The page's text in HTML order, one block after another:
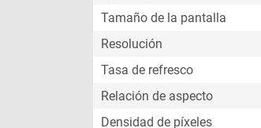
Tamaño de la pantalla
Resolución
Tasa de refresco
Relación de aspecto
Densidad de píxeles